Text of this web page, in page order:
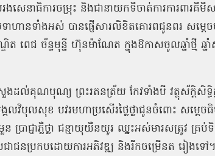
នាធិការចម្រុះ និងជានាយកទីចាត់ការការពារគីមីស
ហានទាំងអស់ បានផ្ញើសារលិខិតគោរពជូនពរ សម្តេ
ត ពេជ ច័ន្ទមុន្នី ហ៊ុនម៉ាណែត ក្នុងឱកាសចូលឆ្នាំថ្មី ឆ្
ដល់គុណបុណ្យ ព្រះរតនត្រ័យ កែវទាំងបី វត្ថុស័ក្ដិសិទ្
គលវិបុលសុខ បវរមហាប្រសើរថ្លៃថ្លាជូនចំពោះ សម្ដ
រាជ្ញាភ្លឺថ្លា ជន្មាយុយឺនយូរ ឈ្នះអស់មារសត្រូវ គ្
ជាជនប្រកបដោយការអភិវឌ្ឍ និងរីកចម្រើនត រៀងទៅ។